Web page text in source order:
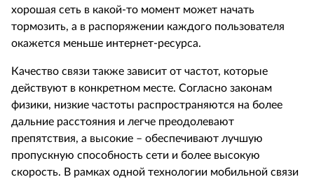
хорошая сеть в какой-то момент может начать
тормозить, а в распоряжении каждого пользователя
окажется меньше интернет-ресурса.
Качество связи также зависит от частот, которые
действуют в конкретном месте. Согласно законам
физики, низкие частоты распространяются на более
дальние расстояния и легче преодолевают
препятствия, а высокие – обеспечивают лучшую
пропускную способность сети и более высокую
скорость. В рамках одной технологии мобильной связи